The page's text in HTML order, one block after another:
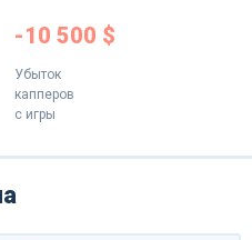
-10 500 $
Убыток
капперов
с игры